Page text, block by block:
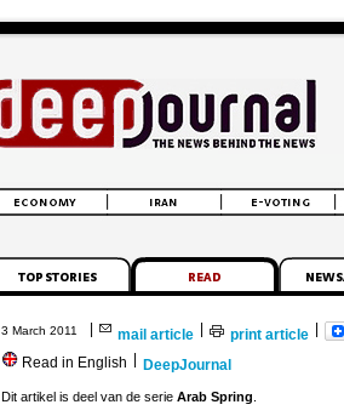
3 March 2011 mail article print article
Read in English
DeepJournal
Dit artikel is deel van de serie Arab Spring